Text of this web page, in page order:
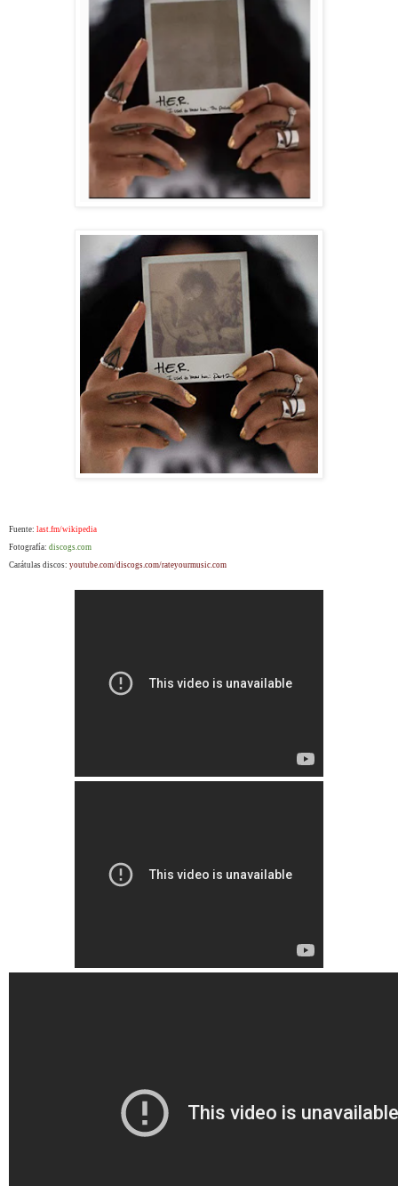
Fuente: last.fm/wikipedia
Fotografía: discogs.com
Carátulas discos: youtube.com/discogs.com/rateyourmusic.com